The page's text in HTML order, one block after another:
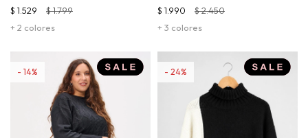
+ 2 colores
$ 1.529 $1.799
BEIGE
+ 3 colores
$ 1.990 $2.450
14 24